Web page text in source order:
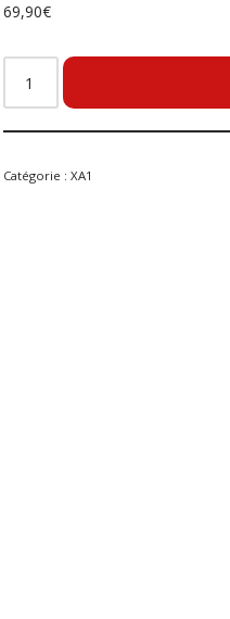
69,90€
Catégorie :XA1